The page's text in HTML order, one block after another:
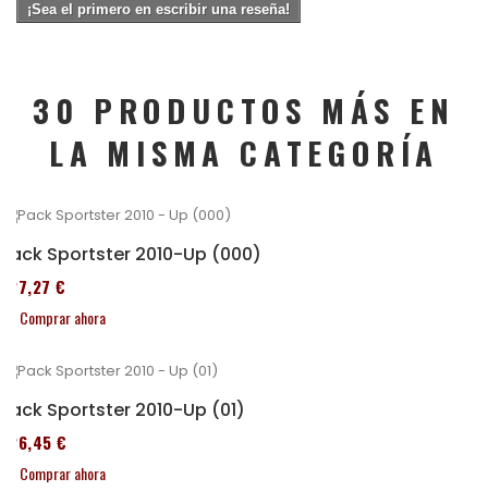
¡Sea el primero en escribir una reseña!
30 PRODUCTOS MÁS EN
LA MISMA CATEGORÍA
Pack Sportster 2010-Up (000)
227,27 €
Comprar ahora
Pack Sportster 2010-Up (01)
326,45 €
Comprar ahora